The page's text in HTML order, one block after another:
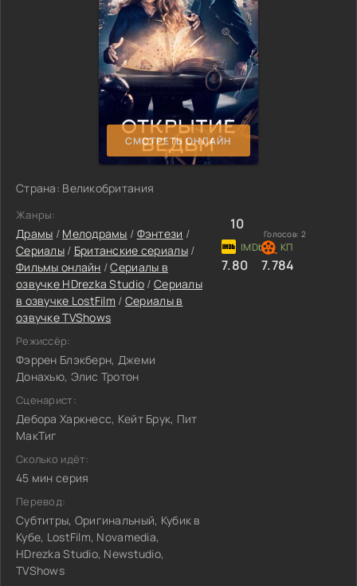
СМОТРЕТЬ ОНЛАЙН
Страна: Великобритания
Жанры:
Драмы / Мелодрамы / Фэнтези /
Сериалы/ Британские сериалы/
Фильмы онлайн /Сериалы в
озвучке HDrezka Studio /Сериалы
в озвучке LostFilm / Сериалы в
озвучке TVShows
Режиссёр:
Фэррен Блэкберн, Джеми
Донахью, Элис Тротон
Сценарист:
Дебора Харкнесс, Кейт Брук, Пит
МакТиг
Сколько идёт:
45 мин серия
Перевод:
Субтитры, Оригинальный, Кубик в
Кубе, LostFilm, Novamedia,
HDrezka Studio, Newstudio,
TVShows
10
Голосов: 2
7.80 7.784